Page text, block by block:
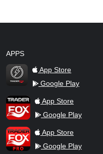
APPS
TraderFox Flash
App Store
Google Play
TraderFox AppApp Store
Google Play
TraderFox ProApp Store
Google Play